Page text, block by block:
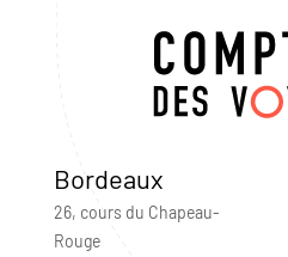
Bordeaux
26, cours du Chapeau-
Rouge